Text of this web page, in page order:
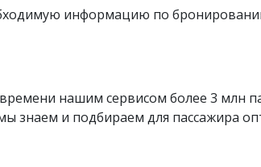
информацию по
нашим сервисом более 3 млн
знаем и подбираем для пассажира